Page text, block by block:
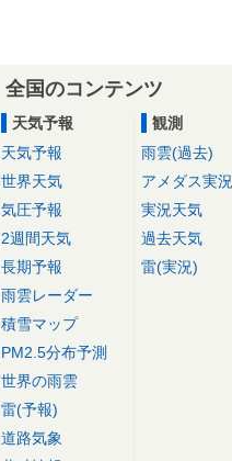
全国のコンテンツ
天気予報
天気予報
世界天気
気圧予報
2週間天気
長期予報
雨雲レーダー
積雪マップ
PM2.5分布予測
世界の雨雲
雷(予報)
道路気象
観測
雨雲(過去)
アメダス実況
実況天気
過去天気
雷(実況)